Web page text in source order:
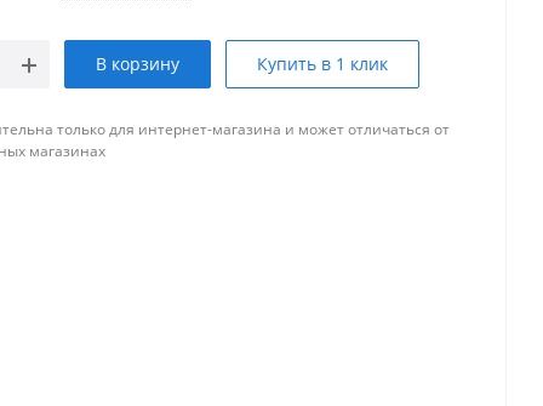
В корзину Купить в 1 клик
только для интернет-магазина и может отличаться от
магазинах